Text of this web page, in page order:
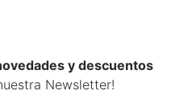
y descuentos
Newsletter!